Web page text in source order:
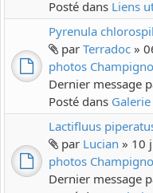
Posté dans Liens
Pyrenula
par Terradoc »
photos
Dernier message
Posté dans
Lactifluus
par Lucian » 10
photos
Dernier message